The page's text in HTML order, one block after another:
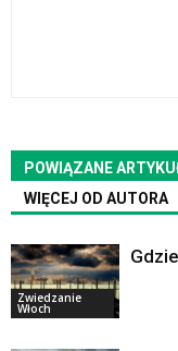
POWIĄZANE
WIĘCEJ OD AUTORA
Zwiedzanie
Włoch